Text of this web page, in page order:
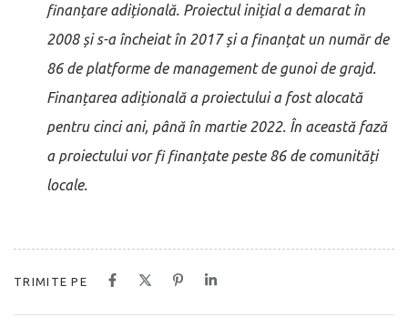
finanțare adițională. Proiectul inițial a demarat în
2008 și s-a încheiat în 2017 și a finanțat un număr de
86 de platforme de management de gunoi de grajd.
Finanțarea adițională a proiectului a fost alocată
pentru cinci ani, până în martie 2022. În această fază
a proiectului vor fi finanțate peste 86 de comunități
locale.
TRIMITE PE